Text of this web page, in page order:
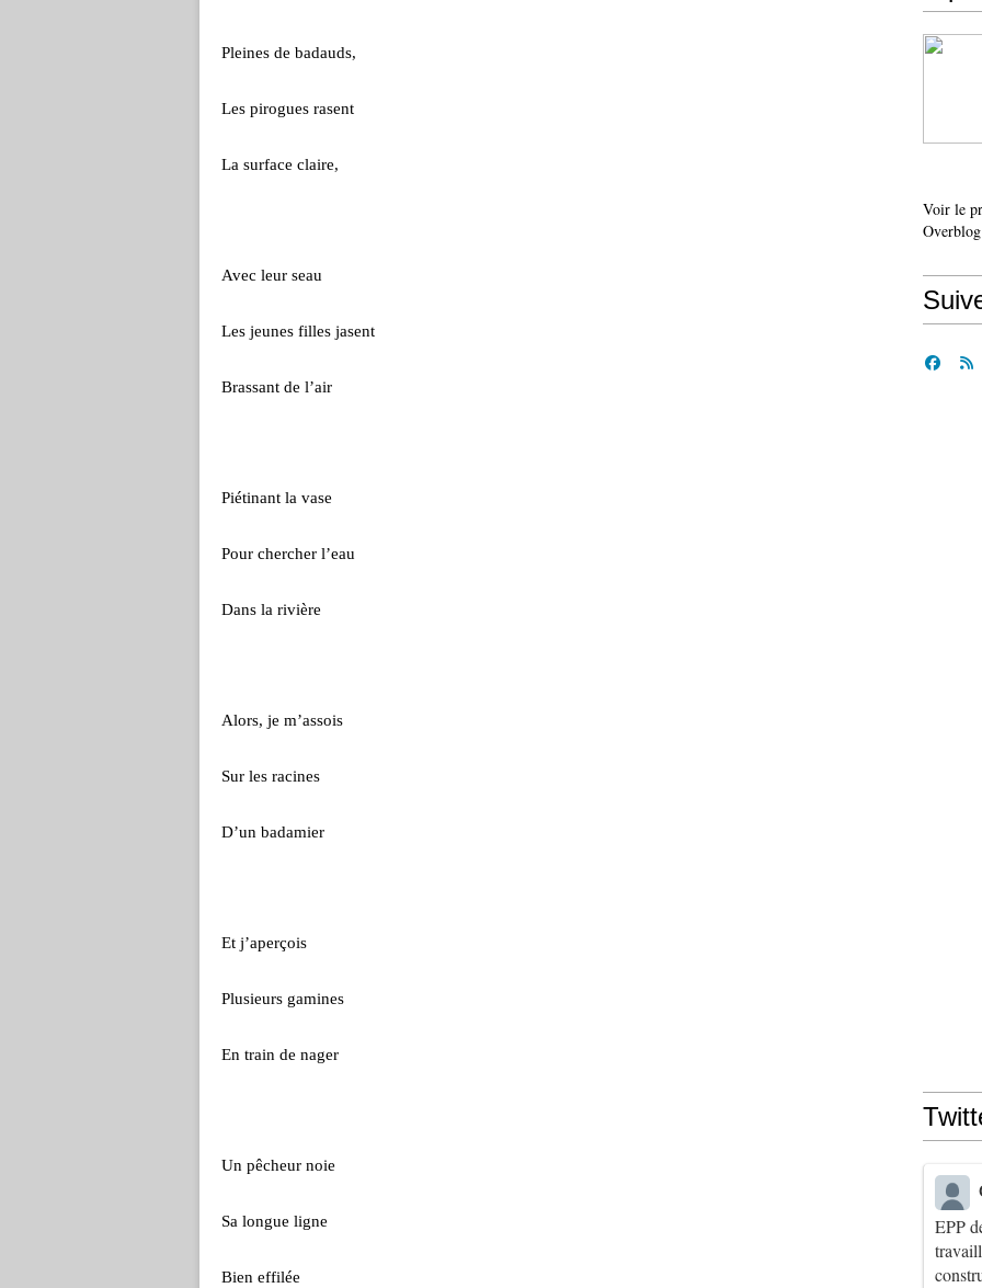
Pleines de badauds,
Les pirogues rasent
La surface claire,
Avec leur seau
Les jeunes filles jasent
Brassant de l’air
Piétinant la vase
Pour chercher l’eau
Dans la rivière
Alors, je m’assois
Sur les racines
D’un badamier
Et j’aperçois
Plusieurs gamines
En train de nager
Un pêcheur noie
Sa longue ligne
Bien effilée
Voir le
Overblog
EPP